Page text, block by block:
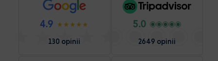
4.9
130 opinii
5.0
2649 opinii